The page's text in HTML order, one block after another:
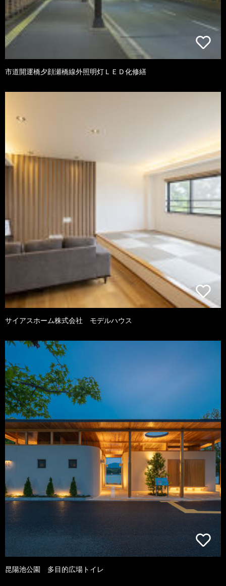
市道開運橋夕顔瀬橋線外照明灯ＬＥＤ化修繕
サイアスホーム株式会社 モデルハウス
昆陽池公園 多目的広場トイレ